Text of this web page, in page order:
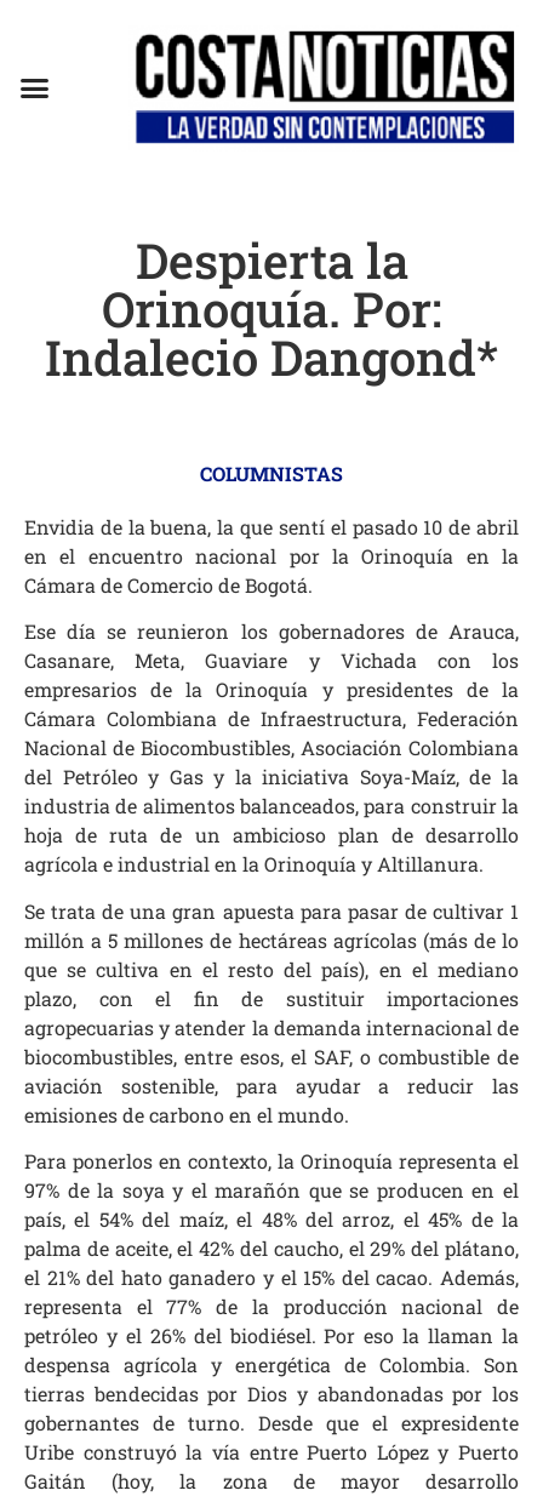
Despierta la
Orinoquía. Por:
Indalecio Dangond*
COLUMNISTAS
Envidia de la buena, la que sentí el pasado 10 de abril
en el encuentro nacional por la Orinoquía en la
Cámara de Comercio de Bogotá.
Ese día se reunieron los gobernadores de Arauca,
Casanare, Meta, Guaviare y Vichada con los
empresarios de la Orinoquía y presidentes de la
Cámara Colombiana de Infraestructura, Federación
Nacional de Biocombustibles, Asociación Colombiana
del Petróleo y Gas y la iniciativa Soya-Maíz, de la
industria de alimentos balanceados, para construir la
hoja de ruta de un ambicioso plan de desarrollo
agrícola e industrial en la Orinoquía y Altillanura.
Se trata de una gran apuesta para pasar de cultivar 1
millón a 5 millones de hectáreas agrícolas (más de lo
que se cultiva en el resto del país), en el mediano
plazo, con el fin de sustituir importaciones
agropecuarias y atender la demanda internacional de
biocombustibles, entre esos, el SAF, o combustible de
aviación sostenible, para ayudar a reducir las
emisiones de carbono en el mundo.
Para ponerlos en contexto, la Orinoquía representa el
97% de la soya y el marañón que se producen en el
país, el 54% del maíz, el 48% del arroz, el 45% de la
palma de aceite, el 42% del caucho, el 29% del plátano,
el 21% del hato ganadero y el 15% del cacao. Además,
representa el 77% de la producción nacional de
petróleo y el 26% del biodiésel. Por eso la llaman la
despensa agrícola y energética de Colombia. Son
tierras bendecidas por Dios y abandonadas por los
gobernantes de turno. Desde que el expresidente
Uribe construyó la vía entre Puerto López y Puerto
Gaitán (hoy, la zona de mayor desarrollo